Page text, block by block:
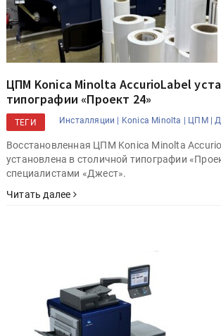
ЦПМ Konica Minolta AccurioLabel
типографии «Проект 24»
ТЕГИ Инсталляции | Konica Minolta | ЦПМ |
Восстановленная ЦПМ Konica Minolta
установлена в столичной типографии
специалистами «Джест».
Читать далее